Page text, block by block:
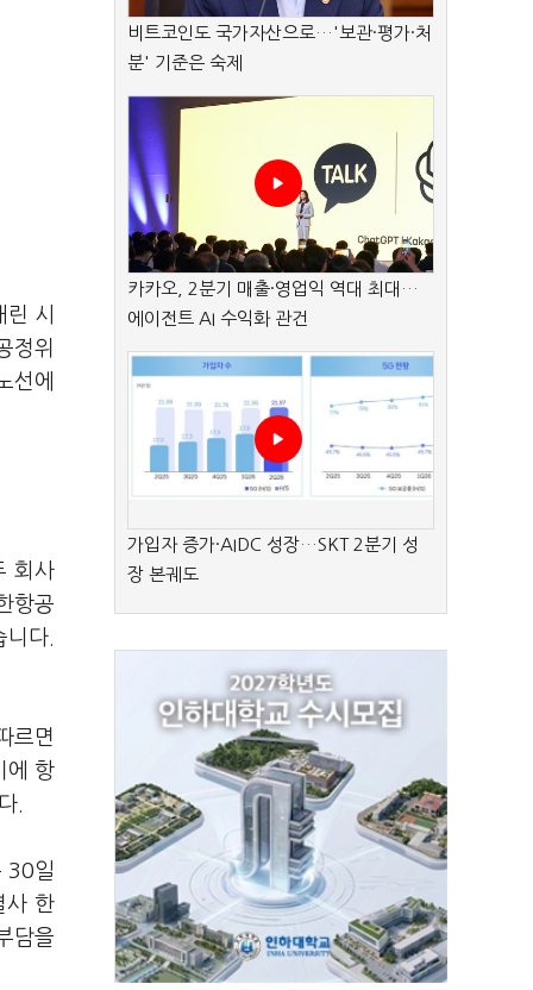
시
정위
선에
회사
항공
다.
르면
에 항
.
30일
사 한
담을
비트코인도 국가자산으로…'보관·평가·처
분' 기준은 숙제
카카오, 2분기 매출·영업익 역대 최대…
에이전트 AI 수익화 관건
가입자 증가·AIDC 성장…SKT 2분기 성
장 본궤도